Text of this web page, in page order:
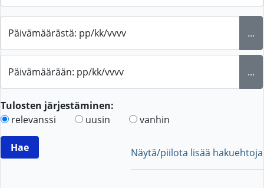
Päivämäärästä: pp/kk/vvvv ...
Päivämäärään: pp/kk/vvvv ...
Tulosten järjestäminen:
relevanssi
uusin vanhin
Näytä/piilota lisää hakuehtoja